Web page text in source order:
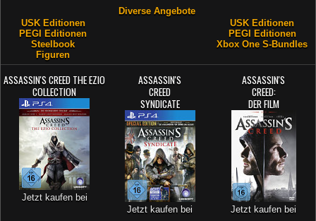
USK Editionen
PEGI Editionen
Steelbook
Figuren
Diverse Angebote
USK Editionen
PEGI Editionen
Xbox One S-Bundles
ASSASSIN'S CREED THE EZIO
COLLECTION
Jetzt kaufen bei
ASSASSIN'S
CREED
SYNDICATE
Jetzt kaufen bei
ASSASSIN'S
CREED:
DER FILM
Jetzt kaufen bei